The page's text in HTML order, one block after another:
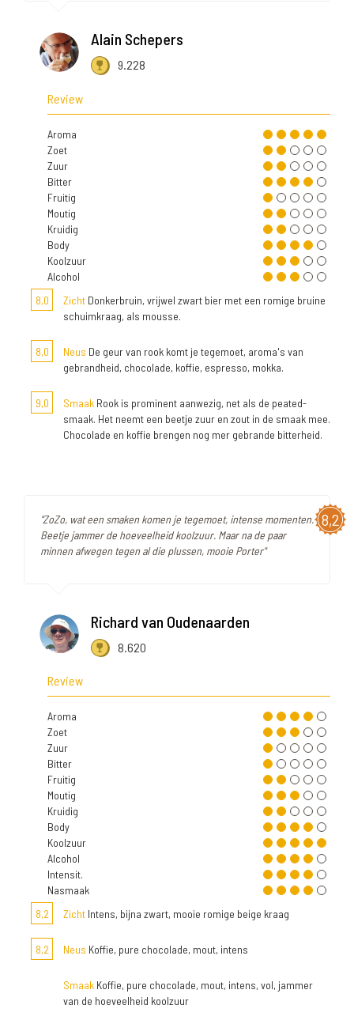
Alain Schepers
9.228
Review
Aroma
Zoet
Zuur
Bitter
Fruitig
Moutig
Kruidig
Body
Koolzuur
Alcohol
8,0
Zicht Donkerbruin, vrijwel zwart bier met een romige bruine
schuimkraag, als mousse.
8,0 Neus De geur van rook komt je tegemoet, aroma's van
gebrandheid, chocolade, koffie, espresso, mokka.
9,0 Smaak Rook is prominent aanwezig, net als de peated-
smaak. Het neemt een beetje zuur en zout in de smaak mee.
Chocolade en koffie brengen nog mer gebrande bitterheid.
8,2
"ZoZo, wat een smaken komen je tegemoet, intense momenten.
Beetje jammer de hoeveelheid koolzuur. Maar na de paar
minnen afwegen tegen al die plussen, mooie Porter"
Richard van Oudenaarden
8.620
Review
Aroma
Zoet
Zuur
Bitter
Fruitig
Moutig
Kruidig
Body
Koolzuur
Alcohol
Intensit.
Nasmaak
8,2
Zicht Intens, bijna zwart, mooie romige beige kraag
8,2 Neus Koffie, pure chocolade, mout, intens
Smaak Koffie, pure chocolade, mout, intens, vol, jammer
van de hoeveelheid koolzuur